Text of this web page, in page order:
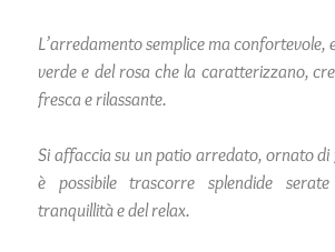
L’arredamento semplice ma confortevole,
verde e del rosa che la caratterizzano,
fresca e rilassante.
Si affaccia su un patio arredato, ornato
è possibile trascorre splendide serate
tranquillità e del relax.